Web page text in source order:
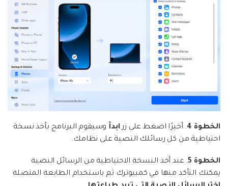
الخطوة 4 . أخيرًا اضغط على زرابدأ وسيقوم البرنامج بأخذ نسخة
احتياطية من كل رسائلك النصية على نظامك.
الخطوة 5
. عند أخذ النسخة الاحتياطية من الرسائل النصية
يمكنك التأكد منها في كمبيوترك ثم باستخدام الطابعة المتصلة